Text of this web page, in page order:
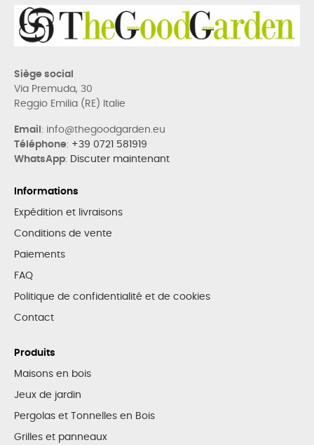
Siège social
Via Premuda, 30
Reggio Emilia (RE) Italie
Email : info@thegoodgarden.eu
Téléphone: +39 0721 581919
WhatsApp: Discuter maintenant
Informations
Expédition et livraisons
Conditions de vente
Paiements
FAQ
Politique de confidentialité et de cookies
Contact
Produits
Maisons en bois
Jeux de jardin
Pergolas et Tonnelles en Bois
Grilles et panneaux